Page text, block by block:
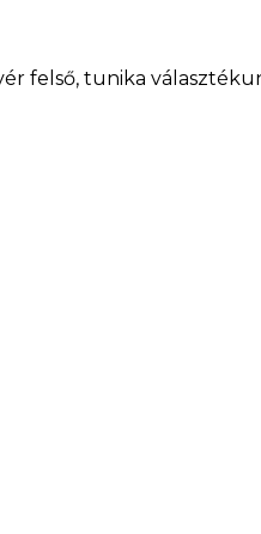
felső, tunika